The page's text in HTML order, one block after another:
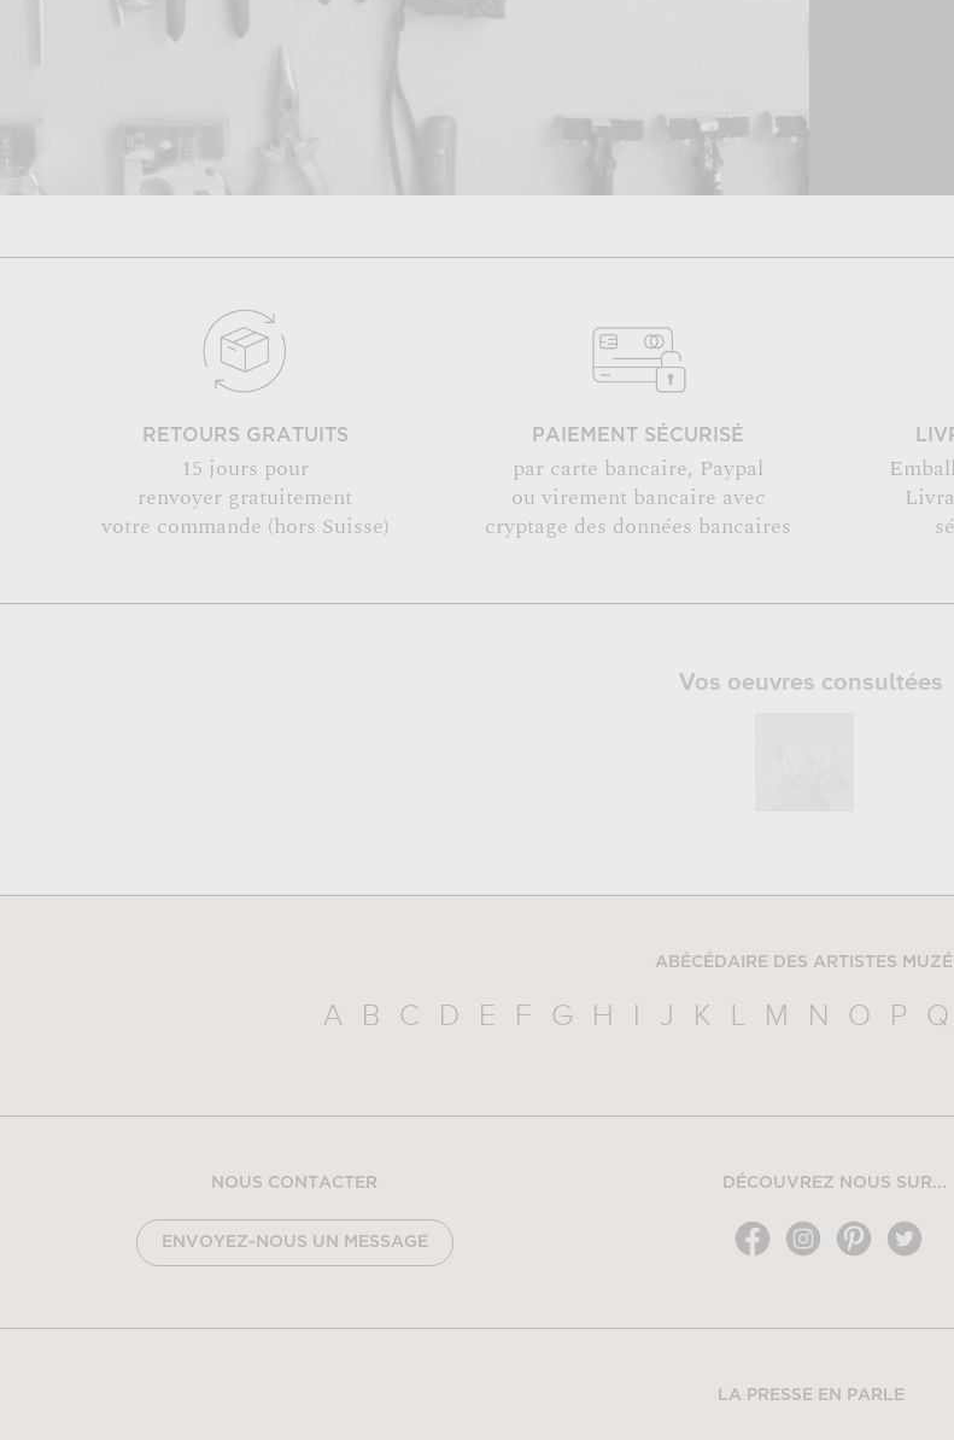
RETOURS GRATUITS
15 jours pour
renvoyer gratuitement
votre commande (hors Suisse)
PAIEMENT SÉCURISÉ
par carte bancaire, Paypal
ou virement bancaire avec
cryptage des données bancaires
Vos oeuvres consultées
ABÉCÉDAIRE DES ARTISTES
A B C D E F G H I J K L M N O P Q
NOUS CONTACTER
ENVOYEZ-NOUS UN MESSAGE
DÉCOUVREZ NOUS SUR...
LA PRESSE EN PARLE